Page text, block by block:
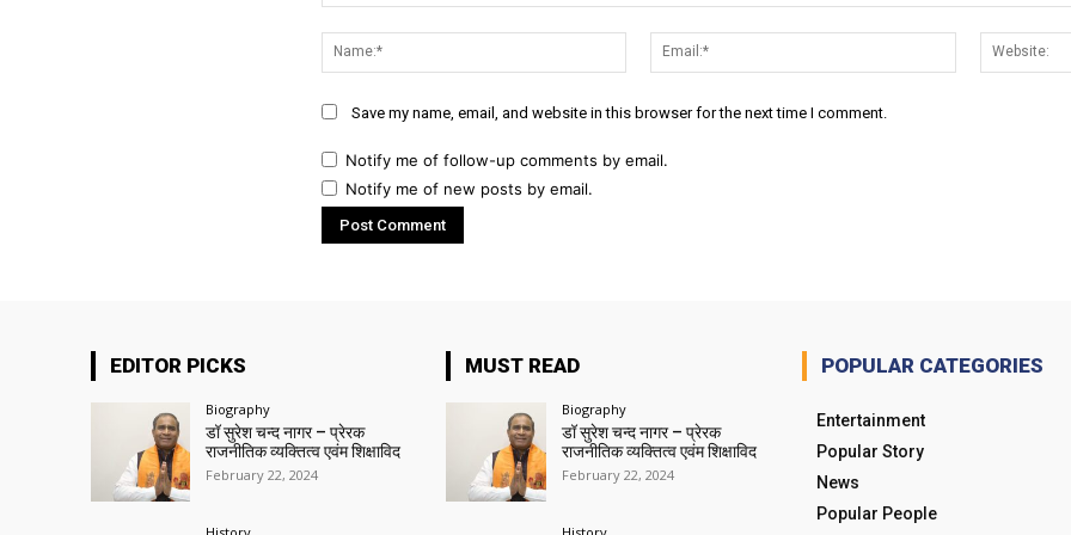
Name:*
Email:*
Save my name, email, and website in this browser for the next time I comment.
Notify me of follow-up comments by email.
Notify me of new posts by email.
EDITOR PICKS
Biography
डॉ सुरेश चन्द नागर – प्रेरक
राजनीतिक व्यक्तित्व एवंम शिक्षाविद
February 22, 2024
MUST READ
Biography
डॉ सुरेश चन्द नागर – प्रेरक
राजनीतिक व्यक्तित्व एवंम शिक्षाविद
February 22, 2024
POPULAR CATEGORIES
Entertainment
Popular Story
News
Popular People